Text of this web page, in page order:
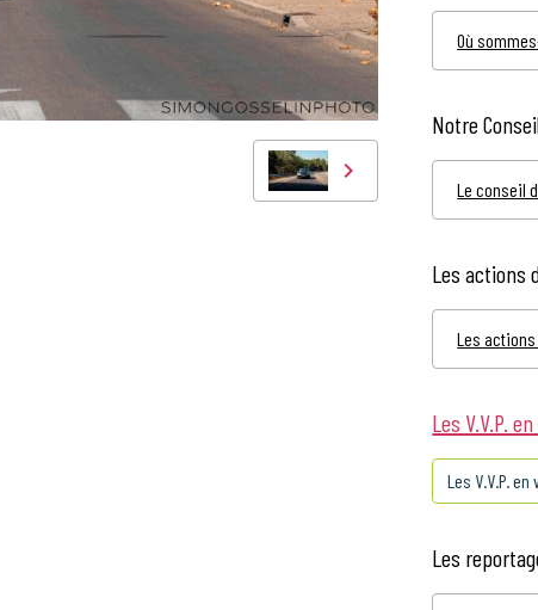
Où
Notre
Le conseil
Les actions
Les actions
Les V.V.P.
Les V.V.P. en
Les